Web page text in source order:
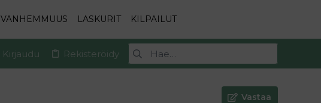
VANHEMMUUS LASKURIT KILPAILUT
Kirjaudu Rekisteröidy
Vastaa